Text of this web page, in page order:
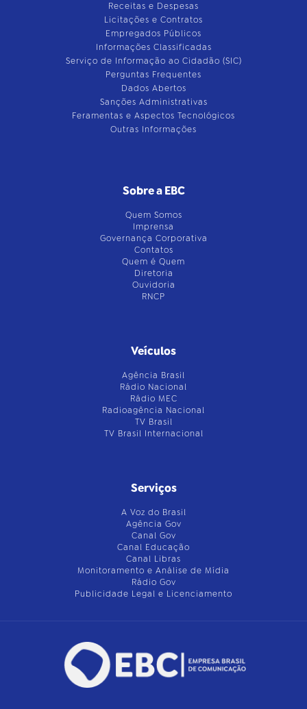
Receitas e Despesas
Licitações e Contratos
Empregados Públicos
Informações Classificadas
Serviço de Informação ao Cidadão (SIC)
Perguntas Frequentes
Dados Abertos
Sanções Administrativas
Feramentas e Aspectos Tecnológicos
Outras Informações
Sobre a EBC
Quem Somos
Imprensa
Governança Corporativa
Contatos
Quem é Quem
Diretoria
Ouvidoria
RNCP
Veículos
Agência Brasil
Rádio Nacional
Rádio MEC
Radioagência Nacional
TV Brasil
TV Brasil Internacional
Serviços
A Voz do Brasil
Agência Gov
Canal Gov
Canal Educação
Canal Libras
Monitoramento e Análise de Mídia
Rádio Gov
Publicidade Legal e Licenciamento